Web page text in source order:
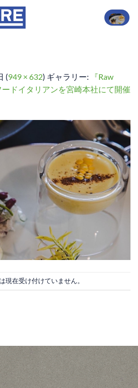
(949 × 632) ギャラリー:
『Raw
ードイタリアンを宮崎本社にて開催
現在受け付けていません。